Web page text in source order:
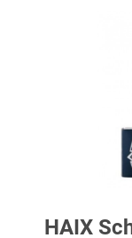
HAIX